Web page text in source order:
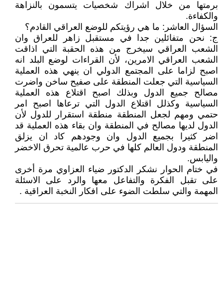
برمتها من خلال اشراك شخصيات يتسمون بالنزاهة
والكفاءة.
السؤال العاشر: ما هي رؤيتكم للوضع العراقي القادم؟
ج: نحن متفائلين جدا في مستقبل زاهر للعراق وان
الشعب العراقي سيخرج من هذه الحقبة التي اذاقت
الشعب العراقي الامرين، لأن القراءات لوضع البلد انه
اصبح لزاما على المجتمع الدولي ان ينهي هذه العملية
السياسية التي جعلت المنطقة على صفيح ساخن واضرت
مصالح جميع الدول وبذلك اصبح اقتلاع هذه العملية
السياسية وكذلل اقتلاع الدول التي ترعاها اصبح امر
حتمي ومهم لجعل المنطقة منطقة استقرار للدول لأن
الدول لديها مصالح في المنطقة وان بقاء هذه العملية قد
اضر كثيرا بجميع الدول وان وجودهم كاد ان يزلق
المنطقة ودول العالم كلها في حرب عالمية تحرق الاخضر
واليابس.
في ختام الحوار نشكر الدكتور ضياء العزاوي مرة أخرى
على تقبل الفكرة والتفاعل معها والرد على الاسئلة
المهمة والتي سلطت الضوء على افكار النخبة العراقية .